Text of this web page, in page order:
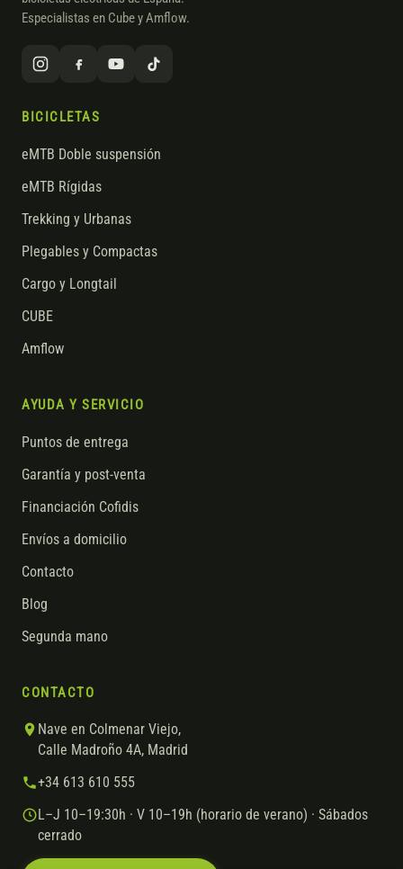
Especialistas en Cube y Amflow.
BICICLETAS
eMTB Doble suspensión
eMTB Rígidas
Trekking y Urbanas
Plegables y Compactas
Cargo y Longtail
CUBE
Amflow
AYUDA Y SERVICIO
Puntos de entrega
Garantía y post-venta
Financiación Cofidis
Envíos a domicilio
Contacto
Blog
Segunda mano
CONTACTO
Nave en Colmenar Viejo,
Calle Madroño 4A, Madrid
+34 613 610 555
L–J 10–19:30h · V 10–19h (horario de verano) · Sábados
cerrado